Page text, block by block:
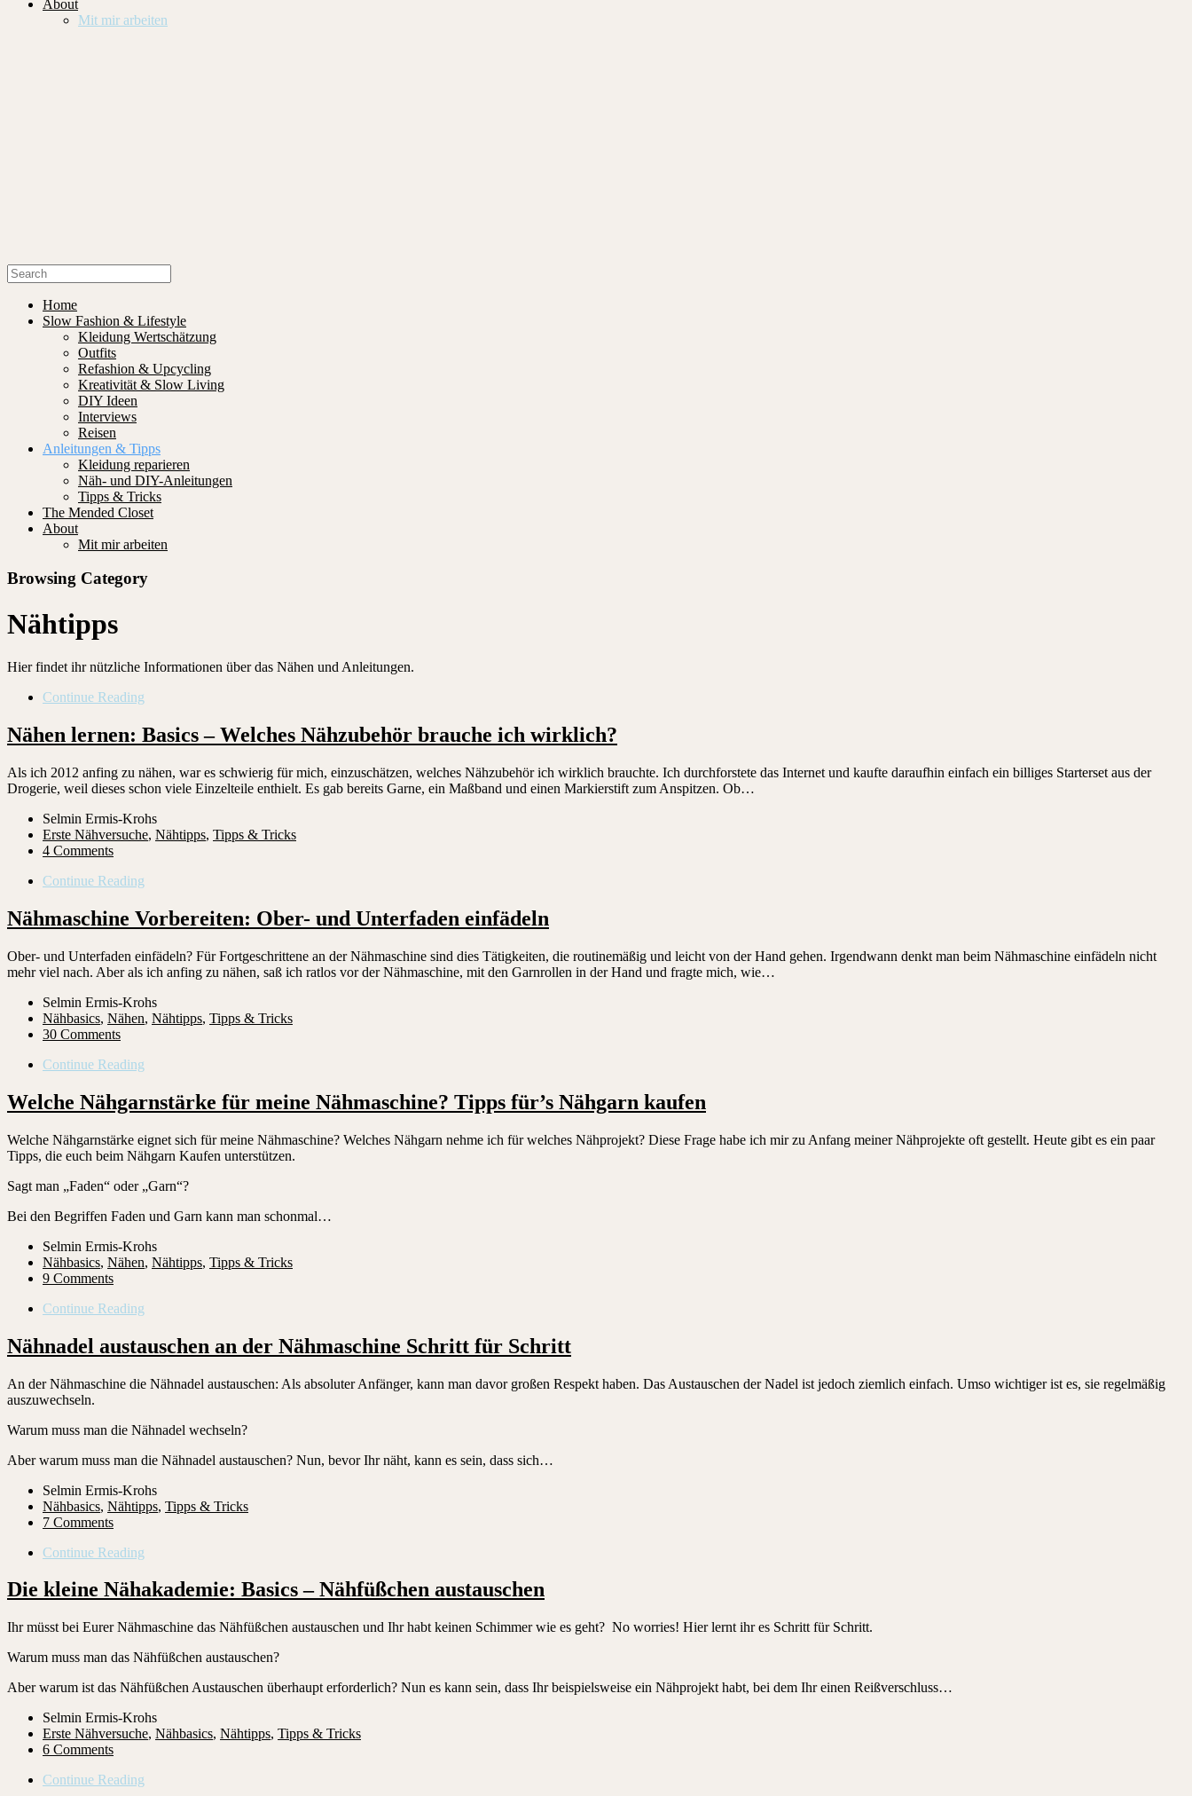
About
Mit mir arbeiten
Home
Slow Fashion & Lifestyle
Kleidung Wertschätzung
Outfits
Refashion & Upcycling
Kreativität & Slow Living
DIY Ideen
Interviews
Reisen
Anleitungen & Tipps
Kleidung reparieren
Näh- und DIY-Anleitungen
Tipps & Tricks
The Mended Closet
About
Mit mir arbeiten
Browsing Category
Nähtipps
Hier findet ihr nützliche Informationen über das Nähen und Anleitungen.
Continue Reading
Nähen lernen: Basics – Welches Nähzubehör brauche ich wirklich?
Als ich 2012 anfing zu nähen, war es schwierig für mich, einzuschätzen, welches Nähzubehör ich wirklich brauchte. Ich durchforstete das Internet und kaufte daraufhin einfach ein billiges Starterset aus der
Drogerie, weil dieses schon viele Einzelteile enthielt. Es gab bereits Garne, ein Maßband und einen Markierstift zum Anspitzen. Ob…
Selmin Ermis-Krohs
Erste Nähversuche, Nähtipps, Tipps & Tricks
4 Comments
Continue Reading
Nähmaschine Vorbereiten: Ober- und Unterfaden einfädeln
Ober- und Unterfaden einfädeln? Für Fortgeschrittene an der Nähmaschine sind dies Tätigkeiten, die routinemäßig und leicht von der Hand gehen. Irgendwann denkt man beim Nähmaschine einfädeln nicht
mehr viel nach. Aber als ich anfing zu nähen, saß ich ratlos vor der Nähmaschine, mit den Garnrollen in der Hand und fragte mich, wie…
Selmin Ermis-Krohs
Nähbasics, Nähen, Nähtipps, Tipps & Tricks
30 Comments
Continue Reading
Welche Nähgarnstärke für meine Nähmaschine? Tipps für’s Nähgarn kaufen
Welche Nähgarnstärke eignet sich für meine Nähmaschine? Welches Nähgarn nehme ich für welches Nähprojekt? Diese Frage habe ich mir zu Anfang meiner Nähprojekte oft gestellt. Heute gibt es ein paar
Tipps, die euch beim Nähgarn Kaufen unterstützen.
Sagt man „Faden“ oder „Garn“?
Bei den Begriffen Faden und Garn kann man schonmal…
Selmin Ermis-Krohs
Nähbasics, Nähen, Nähtipps, Tipps & Tricks
9 Comments
Continue Reading
Nähnadel austauschen an der Nähmaschine Schritt für Schritt
An der Nähmaschine die Nähnadel austauschen: Als absoluter Anfänger, kann man davor großen Respekt haben. Das Austauschen der Nadel ist jedoch ziemlich einfach. Umso wichtiger ist es, sie regelmäßig
auszuwechseln.
Warum muss man die Nähnadel wechseln?
Aber warum muss man die Nähnadel austauschen? Nun, bevor Ihr näht, kann es sein, dass sich…
Selmin Ermis-Krohs
Nähbasics, Nähtipps, Tipps & Tricks
7 Comments
Continue Reading
Die kleine Nähakademie: Basics – Nähfüßchen austauschen
Ihr müsst bei Eurer Nähmaschine das Nähfüßchen austauschen und Ihr habt keinen Schimmer wie es geht? No worries! Hier lernt ihr es Schritt für Schritt.
Warum muss man das Nähfüßchen austauschen?
Aber warum ist das Nähfüßchen Austauschen überhaupt erforderlich? Nun es kann sein, dass Ihr beispielsweise ein Nähprojekt habt, bei dem Ihr einen Reißverschluss…
Selmin Ermis-Krohs
Erste Nähversuche, Nähbasics, Nähtipps, Tipps & Tricks
6 Comments
Continue Reading